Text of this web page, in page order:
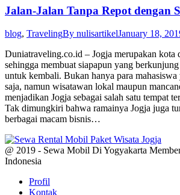
Jalan-Jalan Tanpa Repot dengan
blog, TravelingBy nulisartikelJanuary 18,
Duniatraveling.co.id – Jogja merupakan kota
sehingga membuat siapapun yang
untuk kembali. Bukan hanya para mahasiswa
saja, namun wisatawan lokal maupun
menjadikan Jogja sebagai salah satu tempat
Tak dimungkiri bahwa ramainya Jogja juga
berbagai macam bisnis…
@ 2019 - Sewa Mobil Di Yogyakarta
Indonesia
Profil
Kontak